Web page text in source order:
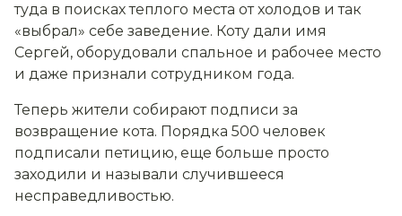
туда в поисках теплого места от холодов и так
«выбрал» себе заведение. Коту дали имя
Сергей, оборудовали спальное и рабочее место
и даже признали сотрудником года.
Теперь жители собирают подписи за
возвращение кота. Порядка 500 человек
подписали петицию, еще больше просто
заходили и называли случившееся
несправедливостью.